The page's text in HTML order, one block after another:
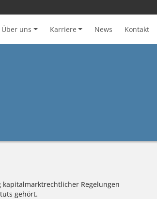
Über uns Karriere News Kontakt
Regelungen
gehört.